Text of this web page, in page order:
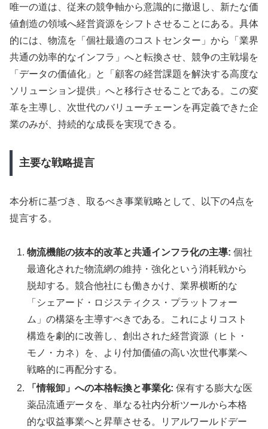
唯一の道は、従来の競争軸から意識的に撤退し、新たな価
値創造の領域へ経営資源をシフトさせることにある。具体
的には、物流を「個社最適のコストセンター」から「業界
共通の効率的なインフラ」へと転換させ、競争の主戦場を
「データの価値化」と「顧客の経営課題を解決する高度な
ソリューション提供」へと移行させることである。この変
革を主導し、次世代のバリューチェーンを再定義できた企
業のみが、持続的な成長を実現できる。
主要な戦略提言
本分析に基づき、取るべき事業戦略として、以下の4点を
提言する。
物流機能の抜本的改革と共通インフラ化の主導: 個社
最適化された物流網の維持・強化という消耗戦から
脱却する。競合他社にも働きかけ、業界横断的な
「シェアード・ロジスティクス・プラットフォー
ム」の構築を主導すべきである。これによりコスト
構造を劇的に改善し、創出された経営資源（ヒト・
モノ・カネ）を、より付加価値の高い次世代事業へ
戦略的に再配分する。
「情報卸」への本格転換と事業化: 保有する膨大な医
薬品流通データを、単なる社内分析ツールから本格
的な収益事業へと昇華させる。リアルワールドデー